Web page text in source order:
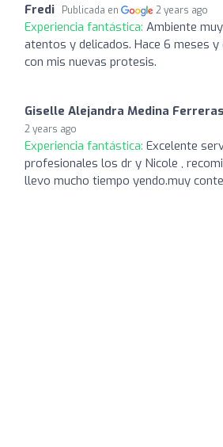
Fredi Publicada en 2 years ago
Experiencia fantástica: Ambiente
atentos y delicados. Hace 6 meses
con mis nuevas protesis.
Giselle Alejandra Medina Ferreras
2 years ago
Experiencia fantástica: Excelente
profesionales los dr y Nicole ,
llevo mucho tiempo yendo.muy